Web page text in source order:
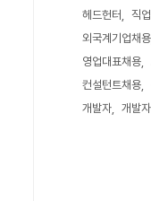
헤드헌터
직
외국계기업채용
영업대표채용
컨설턴트채용
개발자
개발